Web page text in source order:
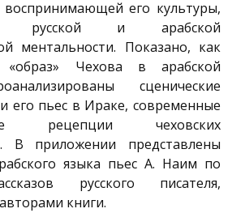
его культуры,
русской и арабской
ментальности. Показано, как
«образ» Чехова в арабской
сценические
его пьес в Ираке, современные
рецепции чеховских
В приложении представлены
языка пьес А. Наим по
русского писателя,
книги.